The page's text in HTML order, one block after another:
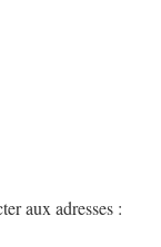
aux adresses :